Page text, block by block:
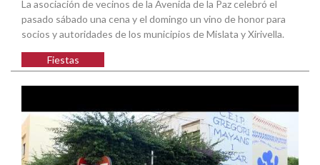
La asociación de vecinos de la Avenida de la Paz celebró el
pasado sábado una cena y el domingo un vino de honor para
socios y autoridades de los municipios de Mislata y Xirivella.
Fiestas